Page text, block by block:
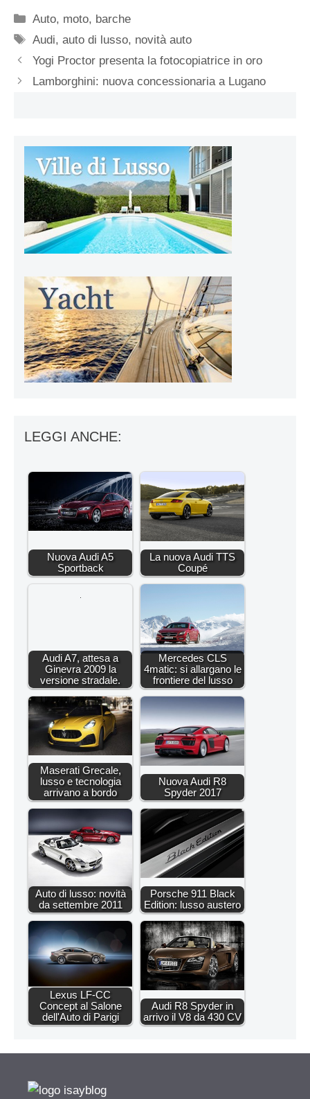
Categorie
Auto, moto, barche
Tag
Audi,auto di lusso, novità auto
Yogi Proctor presenta la fotocopiatrice in oro
Lamborghini: nuova concessionaria a Lugano
LEGGI ANCHE:
Nuova Audi A5
Sportback
La nuova Audi TTS
Coupé
Audi A7, attesa a
Ginevra 2009 la
versione stradale.
Mercedes CLS
4matic: si allargano le
frontiere del lusso
Maserati Grecale,
lusso e tecnologia
arrivano a bordo
Nuova Audi R8
Spyder 2017
Auto di lusso: novità
da settembre 2011
Porsche 911 Black
Edition: lusso austero
Lexus LF-CC
Concept al Salone
dell'Auto di Parigi
Audi R8 Spyder in
arrivo il V8 da 430 CV